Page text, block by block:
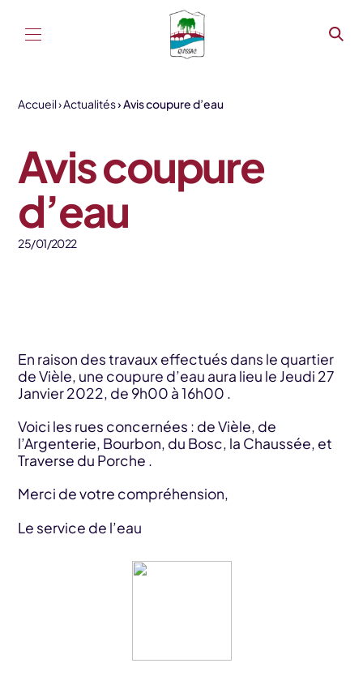
Accueil Actualités Avis coupure d’eau
Avis coupure
d’eau
25/01/2022
En raison des travaux effectués dans le quartier
de Vièle, une coupure d’eau aura lieu le Jeudi 27
Janvier 2022, de 9h00 à 16h00 .
Voici les rues concernées : de Vièle, de
l’Argenterie, Bourbon, du Bosc, la Chaussée, et
Traverse du Porche .
Merci de votre compréhension,
Le service de l’eau